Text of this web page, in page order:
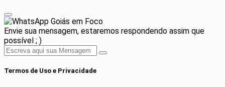
Goiás em Foco
Envie sua mensagem, estaremos respondendo assim que
possível ; )
Termos de Uso e Privacidade